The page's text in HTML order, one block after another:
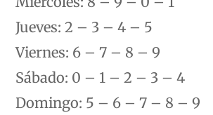
Jueves: 2 – 3 – 4 – 5
Viernes: 6 – 7 – 8 – 9
Sábado: 0 – 1 – 2 – 3 – 4
Domingo: 5 – 6 – 7 – 8 – 9